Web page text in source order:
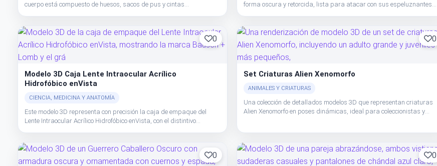
cuerpo está compuesto de huesos, sacos de pus y cintas
forma oscura y retorcida, lista para atacar con sus espeluznantes
0
Modelo 3D Caja Lente Intraocular Acrílico
Hidrofóbico enVista
CIENCIA, MEDICINA Y ANATOMÍA
Este modelo 3D representa con precisión la caja de empaque del
Lente Intraocular Acrílico Hidrofóbico enVista, con el distintivo
0
Set Criaturas Alien Xenomorfo
ANIMALES Y CRIATURAS
Una colección de detallados modelos 3D que representan criaturas
Alien Xenomorfo en poses dinámicas, ideal para coleccionistas y
0 0